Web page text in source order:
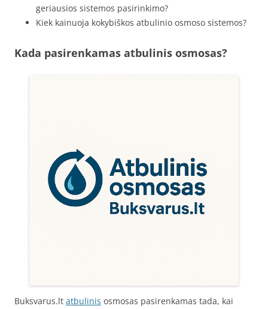
geriausios sistemos pasirinkimo?
Kiek kainuoja kokybiškos atbulinio osmoso sistemos?
Kada pasirenkamas atbulinis osmosas?
Buksvarus.lt atbulinis osmosas pasirenkamas tada, kai